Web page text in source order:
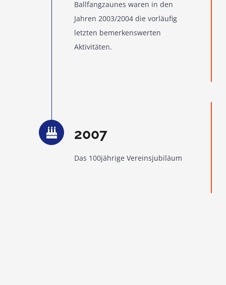
Ballfangzaunes waren in den
Jahren 2003/2004 die vorläufig
letzten bemerkenswerten
Aktivitäten.
2007
Das 100jährige Vereinsjubiläum